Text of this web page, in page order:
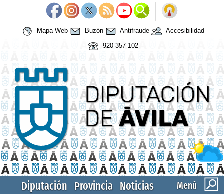
Mapa Web Buzón Antifraude
Accesibilidad
920 357 102
Menú
Diputación Provincia Noticias